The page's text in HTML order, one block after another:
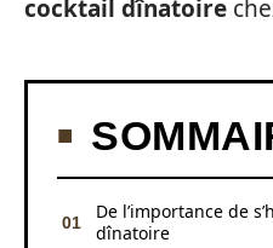
cocktail dînatoire
De l’importance de
dînatoire